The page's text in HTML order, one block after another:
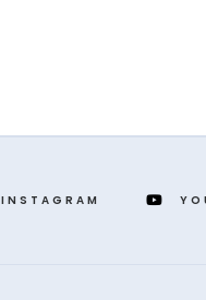
INSTAGRAM